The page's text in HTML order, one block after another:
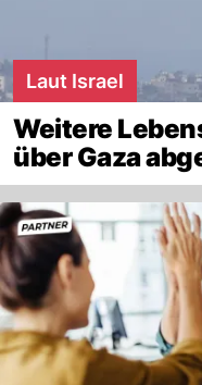
Laut Israel
Weitere
über Gaza